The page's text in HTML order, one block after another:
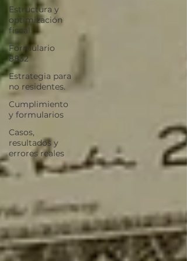
Estructura y
optimización
fiscal
Formulario
8832
Estrategia para
no residentes.
Cumplimiento
y formularios
Casos,
resultados y
errores reales